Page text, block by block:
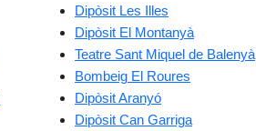
Dipòsit Les Illes
Dipòsit El Montanyà
Teatre Sant Miquel de Balenyà
Bombeig El Roures
Dipòsit Aranyó
Dipòsit Can Garriga